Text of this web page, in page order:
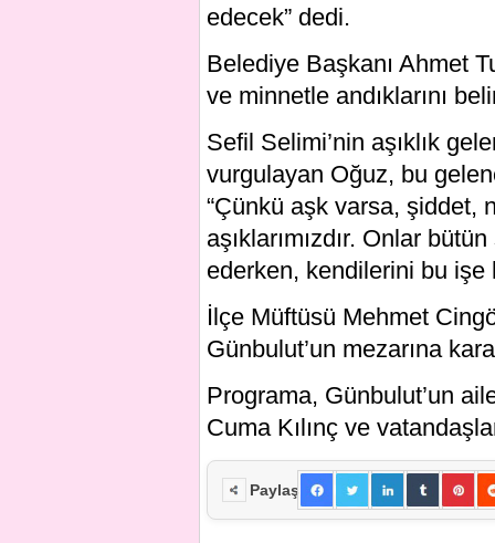
edecek” dedi.
Belediye Başkanı Ahmet
ve minnetle andıklarını
Sefil Selimi’nin aşıklık
vurgulayan Oğuz, bu
“Çünkü aşk varsa, şiddet,
aşıklarımızdır. Onlar
ederken, kendilerini bu işe
İlçe Müftüsü Mehmet
Günbulut’un mezarına
Programa, Günbulut’un
Cuma Kılınç ve
Paylaş